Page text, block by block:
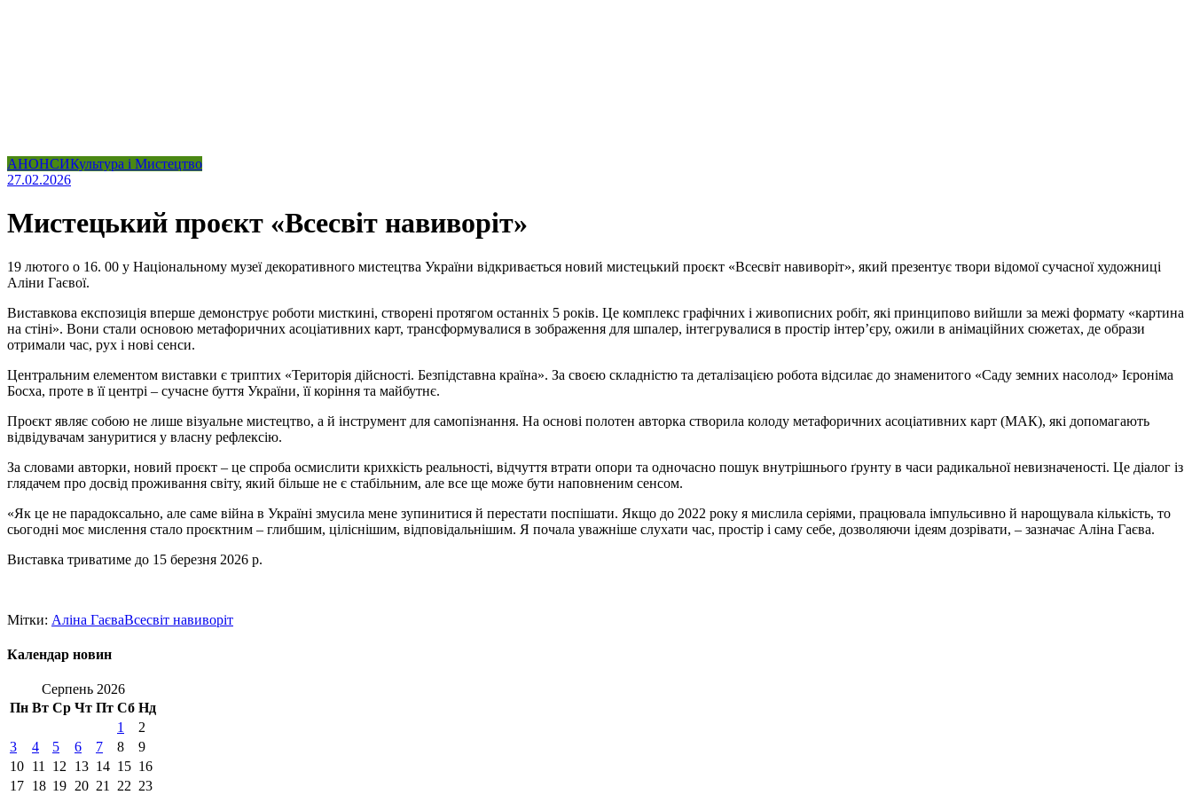
АНОНСИКультура і Мистецтво
27.02.2026
Мистецький проєкт «Всесвіт навиворіт»
19 лютого о 16. 00 у Національному музеї декоративного мистецтва України відкривається новий мистецький проєкт «Всесвіт навиворіт», який презентує твори відомої сучасної художниці
Аліни Гаєвої.
Виставкова експозиція вперше демонструє роботи мисткині, створені протягом останніх 5 років. Це комплекс графічних і живописних робіт, які принципово вийшли за межі формату «картина
на стіні». Вони стали основою метафоричних асоціативних карт, трансформувалися в зображення для шпалер, інтегрувалися в простір інтер’єру, ожили в анімаційних сюжетах, де образи
отримали час, рух і нові сенси.
Центральним елементом виставки є триптих «Територія дійсності. Безпідставна країна». За своєю складністю та деталізацією робота відсилає до знаменитого «Саду земних насолод» Ієроніма
Босха, проте в її центрі – сучасне буття України, її коріння та майбутнє.
Проєкт являє собою не лише візуальне мистецтво, а й інструмент для самопізнання. На основі полотен авторка створила колоду метафоричних асоціативних карт (МАК), які допомагають
відвідувачам зануритися у власну рефлексію.
За словами авторки, новий проєкт – це спроба осмислити крихкість реальності, відчуття втрати опори та одночасно пошук внутрішнього ґрунту в часи радикальної невизначеності. Це діалог із
глядачем про досвід проживання світу, який більше не є стабільним, але все ще може бути наповненим сенсом.
«Як це не парадоксально, але саме війна в Україні змусила мене зупинитися й перестати поспішати. Якщо до 2022 року я мислила серіями, працювала імпульсивно й нарощувала кількість, то
сьогодні моє мислення стало проєктним – глибшим, ціліснішим, відповідальнішим. Я почала уважніше слухати час, простір і саму себе, дозволяючи ідеям дозрівати, – зазначає Аліна Гаєва.
Виставка триватиме до 15 березня 2026 р.
Мітки: Аліна ГаєваВсесвіт навиворіт
Календар новин
Серпень 2026
Пн Вт Ср Чт Пт Сб Нд
1
2
3
4 5 6 7 8
9
10 11 12 13 14 15 16
17 18 19 20 21 22 23